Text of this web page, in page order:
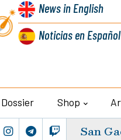
Newsin English
Noticiasen Español
Dossier Shop
San